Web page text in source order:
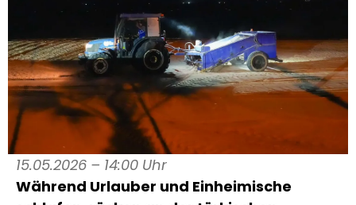
15.05.2026 – 14:00 Uhr
Während Urlauber und Einheimische